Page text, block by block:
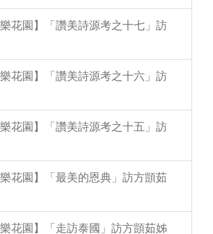
花園】「讚美詩源考之十七」訪
花園】「讚美詩源考之十六」訪
花園】「讚美詩源考之十五」訪
花園】「最美的恩典」訪方顗茹
花園】「走訪泰國」訪方顗茹姊